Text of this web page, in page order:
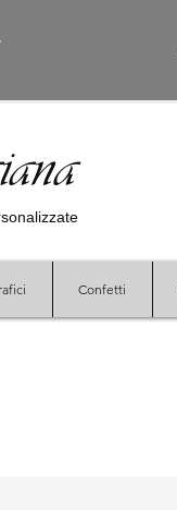
Confetti